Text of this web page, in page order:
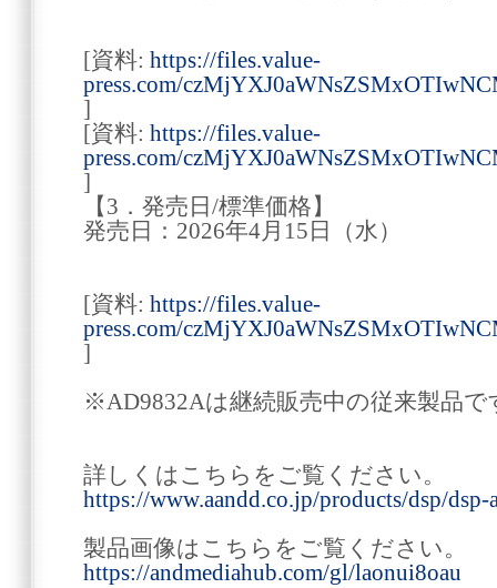
[資料: https://files.value-
press.com/
]
[資料: https://files.value-
press.com/
]
【3．発売日/標準価格】
発売日：2026年4月15日（水）
[資料: https://files.value-
press.com/
]
※AD9832Aは継続販売中の従来製品で
詳しくはこちらをご覧ください。
https://www.aandd.co.jp/products/dsp/dsp-
製品画像はこちらをご覧ください。
https://andmediahub.com/gl/laonui8oau